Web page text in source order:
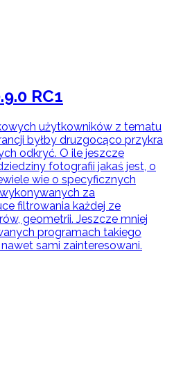
RC1
użytkowników z tematu
byłby druzgocąco przykra
odkryć. O ile jeszcze
fotografii jakaś jest, o
wie o specyficznych
za
filtrowania każdej ze
geometrii. Jeszcze mniej
programach takiego
sami zainteresowani.